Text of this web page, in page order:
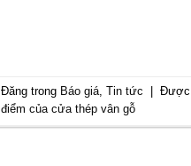
Đăng trong Báo giá,Tin tức Được
điểm của cửa thép vân gỗ